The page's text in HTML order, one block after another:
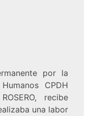
por la
CPDH
recibe
una labor